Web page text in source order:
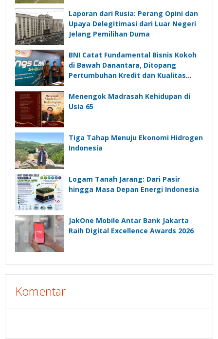
Laporan dari Rusia: Perang Opini dan
Upaya Delegitimasi dari Luar Negeri
Jelang Pemilihan Duma
BNI Catat Fundamental Bisnis Kokoh
di Bawah Danantara, Ditopang
Pertumbuhan Kredit dan Kualitas
Menengok Madrasah Kehidupan di
Usia 65
Tiga Tahap Menuju Ekonomi Hidrogen
Indonesia
Logam Tanah Jarang: Dari Pasir
hingga Masa Depan Energi Indonesia
JakOne Mobile Antar Bank Jakarta
Raih Digital Excellence Awards 2026
Komentar